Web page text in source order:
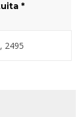
*
2495